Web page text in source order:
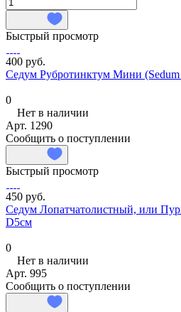
Быстрый просмотр
400 руб.
Седум Рубротинктум Мини
0
Нет в наличии
Арт. 1290
Сообщить о поступлении
Быстрый просмотр
450 руб.
Седум Лопатчатолистный, или
D5см
0
Нет в наличии
Арт. 995
Сообщить о поступлении